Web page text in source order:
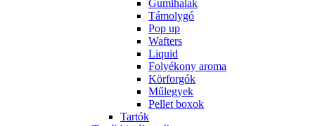
Gumihalak
Támolygó
Pop up
Wafters
Liquid
Folyékony aroma
Körforgók
Műlegyek
Pellet boxok
Tartók